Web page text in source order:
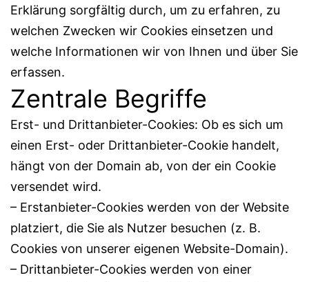
Erklärung sorgfältig durch, um zu erfahren, zu
welchen Zwecken wir Cookies einsetzen und
welche Informationen wir von Ihnen und über Sie
erfassen.
Zentrale Begriffe
Erst- und Drittanbieter-Cookies: Ob es sich um
einen Erst- oder Drittanbieter-Cookie handelt,
hängt von der Domain ab, von der ein Cookie
versendet wird.
– Erstanbieter-Cookies werden von der Website
platziert, die Sie als Nutzer besuchen (z. B.
Cookies von unserer eigenen Website-Domain).
– Drittanbieter-Cookies werden von einer